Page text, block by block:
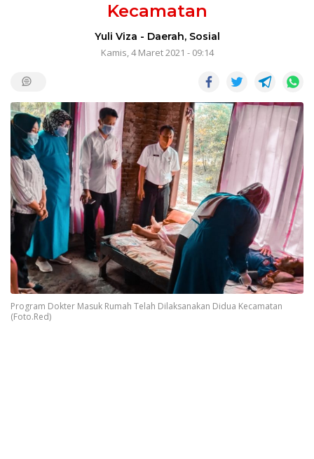
Kecamatan
Yuli Viza - Daerah, Sosial
Kamis, 4 Maret 2021 - 09:14
Program Dokter Masuk Rumah Telah Dilaksanakan Didua Kecamatan
(Foto.Red)